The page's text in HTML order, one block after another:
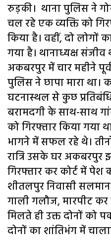
रुड़की। थाना पुलिस ने
चल रहे एक व्यक्ति को
किया है। वहीं, दो लोगों
गया है। थानाध्यक्ष
अकबरपुर में चार महीने
पुलिस ने छापा मारा था।
घटनास्थल से कुछ
बरामदगी के साथ-साथ
को गिरफ्तार किया गया
भागने में सफल रहे थे।
रात्रि उसके घर
गिरफ्तार कर कोर्ट में पेश
शीतलपुर निवासी
गाली गलौज, मारपीट
मिलते ही उक्त दोनों को
दोनों का शांतिभंग में